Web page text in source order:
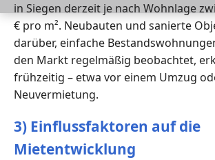
in Siegen derzeit je nach Wohnlage
€ pro m². Neubauten und sanierte
darüber, einfache
den Markt regelmäßig beobachtet,
frühzeitig – etwa vor einem Umzug
Neuvermietung.
3) Einflussfaktoren auf die
Mietentwicklung